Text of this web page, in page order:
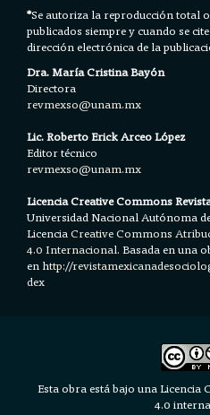
*Se autoriza la reproducción total
publicados siempre y cuando se
dirección electrónica de la
Dra. María Cristina Bayón
Directora
revmexso@unam.mx
Lic. Roberto Erick Arceo López
Editor técnico
revmexso@unam.mx
Licencia Creative Commons
Universidad Nacional Autónoma
LicenciaCreative Commons
4.0 Internacional.Basada en una
en http://
dex
Esta obra está bajo una
4.0